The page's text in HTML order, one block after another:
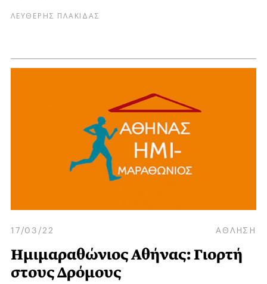
ΛΕΥΘΕΡΗΣ ΠΛΑΚΙΔΑΣ
17/03/22 ΑΘΛΗΣΗ
Ημιμαραθώνιος Αθήνας: Γιορτή
στους Δρόμους